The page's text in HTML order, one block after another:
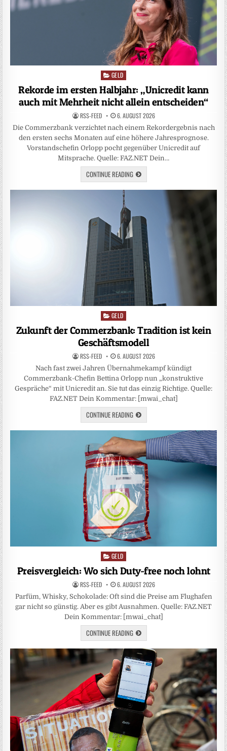
Posted
in
GELD
Rekorde im ersten Halbjahr: „Unicredit kann
auch mit Mehrheit nicht allein entscheiden“
RSS-FEED 6. AUGUST 2026
Die Commerzbank verzichtet nach einem Rekordergebnis nach
den ersten sechs Monaten auf eine höhere Jahresprognose.
Vorstandschefin Orlopp pocht gegenüber Unicredit auf
Mitsprache. Quelle: FAZ.NET Dein…
CONTINUE READING
Posted
GELD
Zukunft der Commerzbank: Tradition ist kein
Geschäftsmodell
RSS-FEED 6. AUGUST 2026
Nach fast zwei Jahren Übernahmekampf kündigt
Commerzbank-Chefin Bettina Orlopp nun „konstruktive
Gespräche“ mit Unicredit an. Sie tut das einzig Richtige. Quelle:
FAZ.NET Dein Kommentar: [mwai_chat]
CONTINUE READING
Posted
in
GELD
Preisvergleich: Wo sich Duty-free noch lohnt
RSS-FEED 6. AUGUST 2026
Parfüm, Whisky, Schokolade: Oft sind die Preise am Flughafen
gar nicht so günstig. Aber es gibt Ausnahmen. Quelle: FAZ.NET
Dein Kommentar: [mwai_chat]
CONTINUE READING